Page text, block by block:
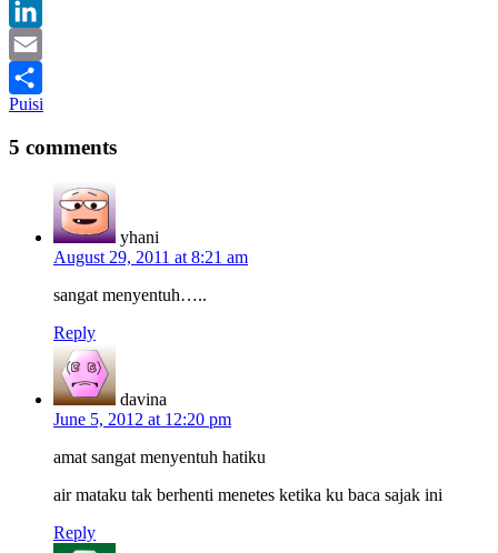
WhatsApp
LinkedIn
Email
Share
Puisi
5 comments
yhani
August 29, 2011 at 8:21 am
sangat menyentuh…..
Reply
davina
June 5, 2012 at 12:20 pm
amat sangat menyentuh hatiku
air mataku tak berhenti menetes ketika ku baca sajak ini
Reply